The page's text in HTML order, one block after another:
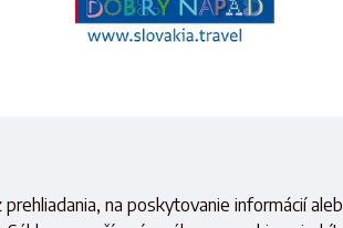
Realizované s finančnou podporou Ministerstva
Copyright © 2021 OOCR HZ.
na poskytovanie informácií